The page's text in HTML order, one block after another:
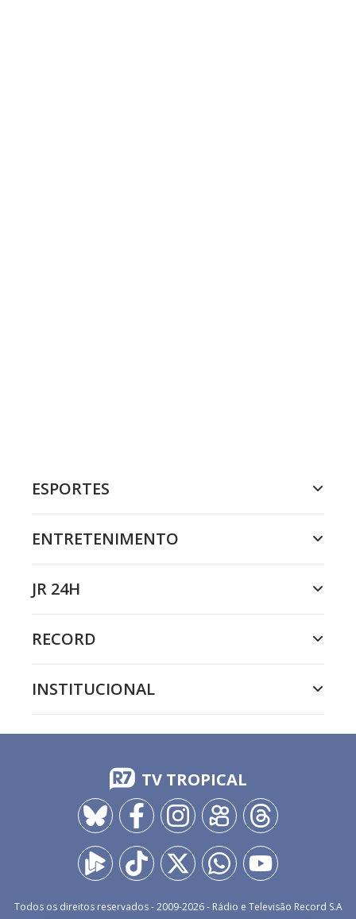
ESPORTES
ENTRETENIMENTO
JR 24H
RECORD
INSTITUCIONAL
TV TROPICAL
Todos os direitos reservados - 2009-2026- Rádio e Televisão Record S.A